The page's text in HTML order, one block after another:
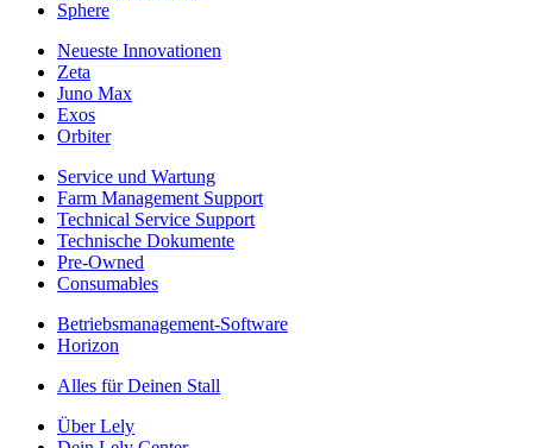
Sphere
Neueste Innovationen
Zeta
Juno Max
Exos
Orbiter
Service und Wartung
Farm Management Support
Technical Service Support
Technische Dokumente
Pre-Owned
Consumables
Betriebsmanagement-Software
Horizon
Alles für Deinen Stall
Über Lely